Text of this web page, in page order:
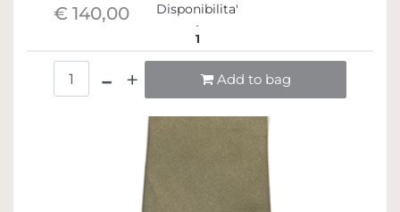
€ 140,00 Disponibilita'
1
Add to bag